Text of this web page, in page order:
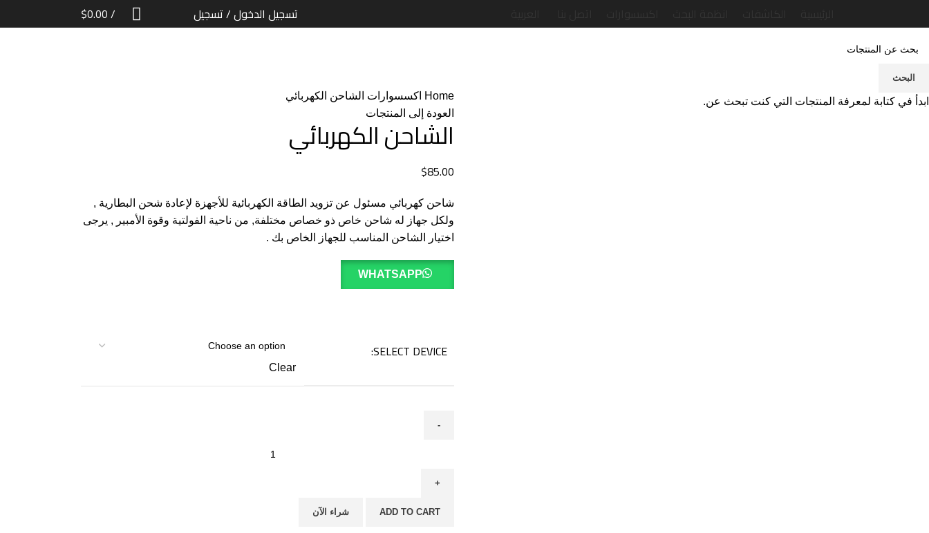
تسجيل الدخول / تسجيل /
$0.00
Home اكسسوارات الشاحن الكهربائي
العودة إلى المنتجات
الشاحن الكهربائي
$85.00
شاحن كهربائي مسئول عن تزويد الطاقة الكهربائية للأجهزة لإعادة شحن البطارية ,
ولكل جهاز له شاحن خاص ذو خصاص مختلفة, من ناحية الفولتية وقوة الأمبير , يرجى
اختيار الشاحن المناسب للجهاز الخاص بك .
WHATSAPP
SELECT DEVICE:
Clear
quantity
ADD TO CART شراء الآن
البحث
ابدأ في كتابة لمعرفة المنتجات التي كنت تبحث عن.